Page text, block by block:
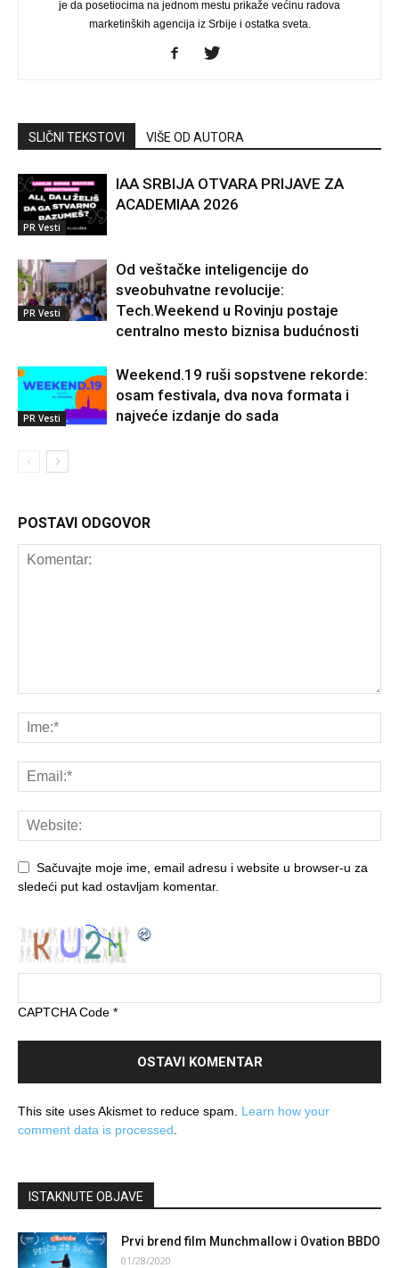
je da posetiocima na jednom mestu prikaže većinu radova
marketinških agencija iz Srbije i ostatka sveta.
SLIČNI TEKSTOVI VIŠE OD AUTORA
PR Vesti
IAA SRBIJA OTVARA PRIJAVE ZA
ACADEMIAA 2026
PR Vesti
Od veštačke inteligencije do
sveobuhvatne revolucije:
Tech.Weekend u Rovinju postaje
centralno mesto biznisa budućnosti
PR Vesti
Weekend.19 ruši sopstvene rekorde:
osam festivala, dva nova formata i
najveće izdanje do sada
POSTAVI ODGOVOR
Sačuvajte moje ime, email adresu i website u browser-u za
sledeći put kad ostavljam komentar.
CAPTCHA Code *
This site uses Akismet to reduce spam. Learn how your
comment data is processed
ISTAKNUTE OBJAVE
Prvi brend film Munchmallow i Ovation BBDO
01/28/2020